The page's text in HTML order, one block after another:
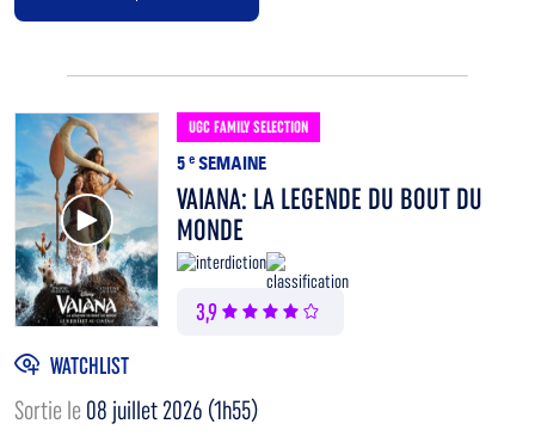
Voir la bande annonce
UGC FAMILY SELECTION
5 e SEMAINE
VAIANA: LA LEGENDE DU BOUT DU
MONDE
3,9
WATCHLIST
Sortie le 08 juillet 2026 (1h55)